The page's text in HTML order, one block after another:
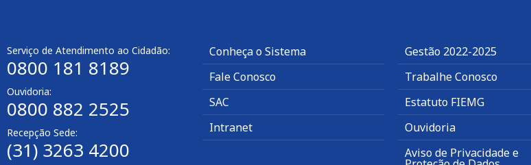
Serviço de Atendimento ao Cidadão:
0800 181 8189
Ouvidoria:
0800 882 2525
Recepção Sede:
(31) 3263 4200
Conheça o Sistema
Fale Conosco
SAC
Intranet
Gestão 2022-2025
Trabalhe Conosco
Estatuto FIEMG
Ouvidoria
Aviso de Privacidade e